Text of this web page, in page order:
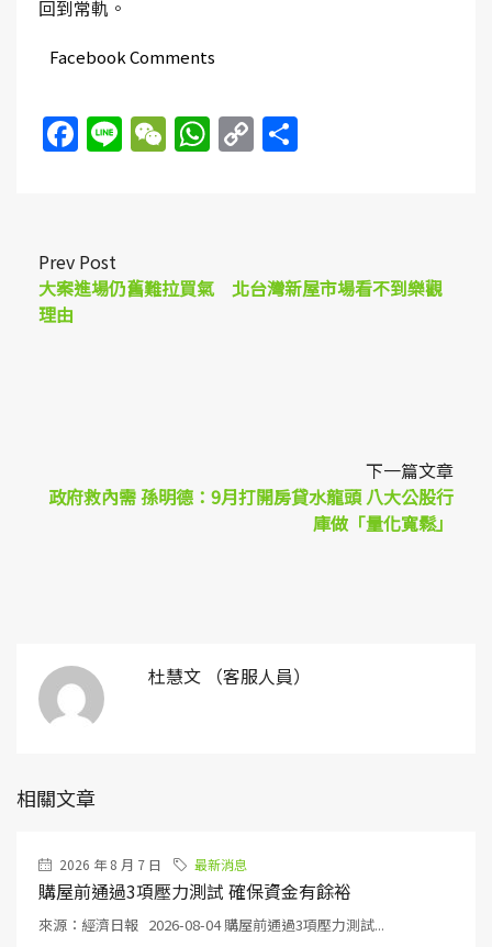
回到常軌。
Facebook Comments
Facebook
LineWeChat
WhatsApp
Copy
Link
Prev Post
大案進場仍舊難拉買氣 北台灣新屋市場看不到樂觀
理由
下一篇文章
政府救內需 孫明德：9月打開房貸水龍頭 八大公股行
庫做「量化寬鬆」
杜慧文 （客服人員）
相關文章
2026 年 8 月 7 日 最新消息
購屋前通過3項壓力測試 確保資金有餘裕
來源：經濟日報 2026-08-04 購屋前通過3項壓力測試...